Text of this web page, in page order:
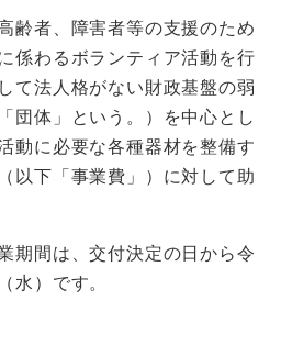
齢者、障害者等の支援のため
係わるボランティア活動を行
て法人格がない財政基盤の弱
団体」という。）を中心とし
動に必要な各種器材を整備す
以下「事業費」）に対して助
期間は、交付決定の日から令
水）です。